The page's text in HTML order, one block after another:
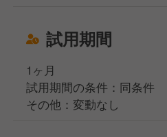
試用期間
1ヶ月
試用期間の条件：同条件
その他：変動なし